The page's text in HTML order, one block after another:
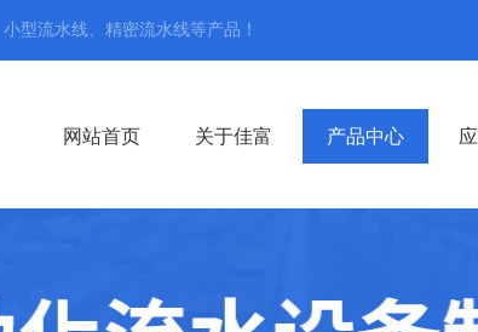
型流水线、精密流水线等产品！
网站首页 关于佳富 产品中心